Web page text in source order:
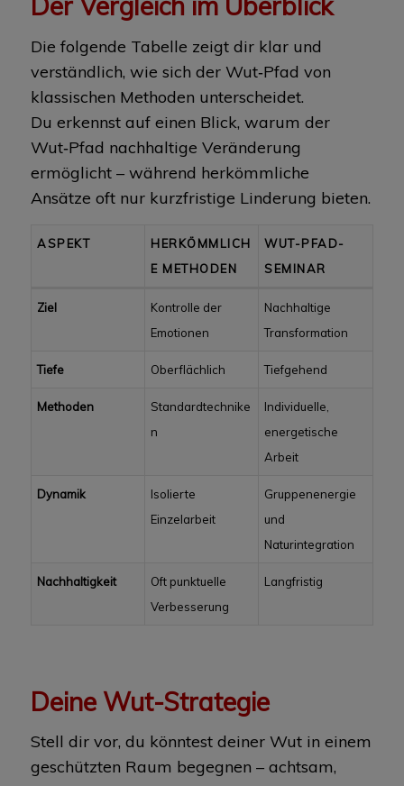
Die folgende Tabelle zeigt dir klar und
verständlich, wie sich der Wut‑Pfad von
klassischen Methoden unterscheidet.
Du erkennst auf einen Blick, warum der
Wut‑Pfad nachhaltige Veränderung
ermöglicht – während herkömmliche
Ansätze oft nur kurzfristige Linderung bieten.
ASPEKT
HERKÖMMLICH
E METHODEN
WUT-PFAD-
SEMINAR
Ziel
Kontrolle der
Emotionen
Nachhaltige
Transformation
Tiefe Oberflächlich Tiefgehend
Methoden
Standardtechnike
n
Individuelle,
energetische
Arbeit
Dynamik
Isolierte
Einzelarbeit
Gruppenenergie
und
Naturintegration
Nachhaltigkeit
Oft punktuelle
Verbesserung
Langfristig
Deine Wut-Strategie
Stell dir vor, du könntest deiner Wut in einem
geschützten Raum begegnen – achtsam,